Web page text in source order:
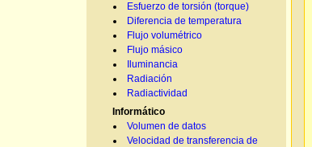
Esfuerzo de torsión (torque)
Diferencia de temperatura
Flujo volumétrico
Flujo másico
Iluminancia
Radiación
Radiactividad
Informático
Volumen de datos
Velocidad de transferencia de